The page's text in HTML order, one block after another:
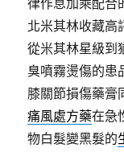
律作息加乘配合
北米其林收藏高
從米其林星級到
臭噴霧燙傷的患
膝關節損傷藥膏
痛風處方藥在急
物白髮變黑髮的